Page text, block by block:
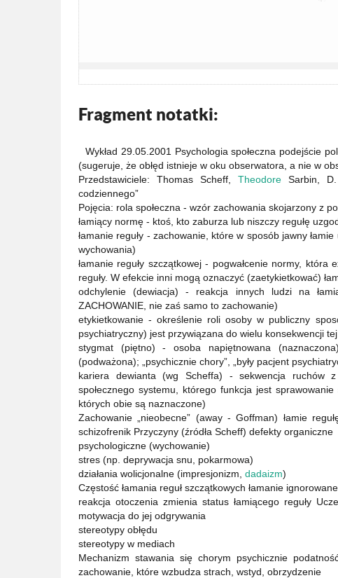
Fragment notatki:
Wykład 29.05.2001 Psychologia społeczna podejście
(sugeruje, że obłęd istnieje w oku obserwatora, a nie w
Przedstawiciele: Thomas Scheff,Theodore Sarbin,
codziennego”
Pojęcia: rola społeczna - wzór zachowania skojarzony z
łamiący normę - ktoś, kto zaburza lub niszczy regułę
łamanie reguły - zachowanie, które w sposób jawny
wychowania)
łamanie reguły szczątkowej - pogwałcenie normy,
reguły. W efekcie inni mogą oznaczyć (zaetykietkować)
odchylenie (dewiacja) - reakcja innych ludzi na
ZACHOWANIE, nie zaś samo to zachowanie)
etykietkowanie - określenie roli osoby w publiczny
psychiatryczny) jest przywiązana do wielu konsekwencji
stygmat (piętno) - osoba napiętnowana
(podważona); „psychicznie chory”, „były pacjent
kariera dewianta (wg Scheffa) - sekwencja ruchów
społecznego systemu, którego funkcja jest
których obie są naznaczone)
Zachowanie „nieobecne” (away - Goffman) łamie
schizofrenik Przyczyny (źródła Scheff) defekty organiczne
psychologiczne (wychowanie)
stres (np. deprywacja snu, pokarmowa)
działania wolicjonalne (impresjonizm, dadaizm)
Częstość łamania reguł szczątkowych łamanie
reakcja otoczenia zmienia status łamiącego reguły
motywacja do jej odgrywania
stereotypy obłędu
stereotypy w mediach
Mechanizm stawania się chorym psychicznie
zachowanie, które wzbudza strach, wstyd, obrzydzenie